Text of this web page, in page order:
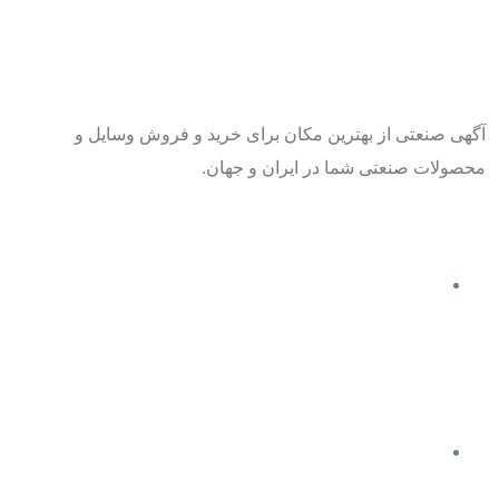
آگهی صنعتی از بهترین مکان برای خرید و فروش وسایل و
محصولات صنعتی شما در ایران و جهان.